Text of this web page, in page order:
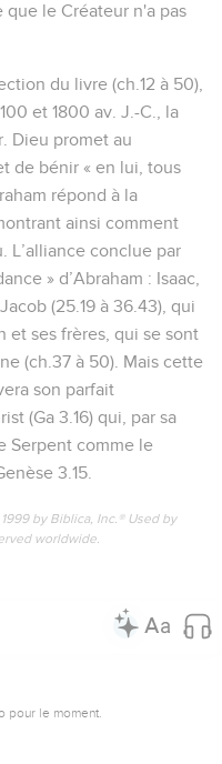
que le Créateur n'a pas
du livre (ch.12 à 50),
et 1800 av. J.-C., la
Dieu promet au
de bénir « en lui, tous
répond à la
ainsi comment
L’alliance conclue par
» d’Abraham : Isaac,
(25.19 à 36.43), qui
et ses frères, qui se sont
(ch.37 à 50). Mais cette
son parfait
(Ga 3.16) qui, par sa
Serpent comme le
3.15.
by Biblica, Inc.® Used by
worldwide.
pour le moment.